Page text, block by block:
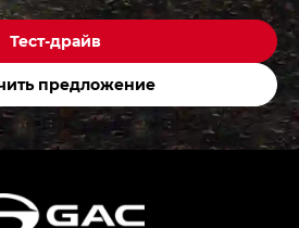
Тест-драйв
предложение